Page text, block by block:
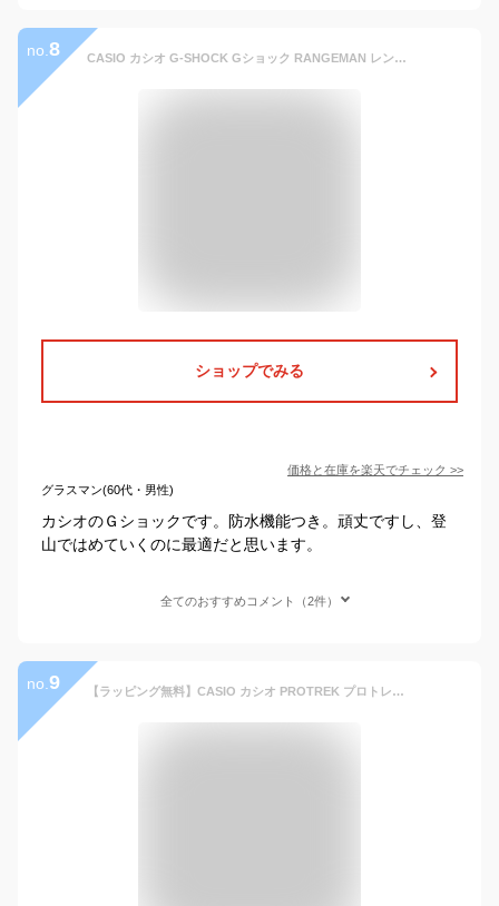
no. 8 CASIO カシオ G-SHOCK Gショック RANGEMAN レンジマン GW-9400-1 ブラック 黒 メンズ タフソーラー 電波時計 登山 防水 腕時計 トリプルセンサー 見やすい
ショップでみる
価格と在庫を楽天でチェック >>
グラスマン(60代・男性)
カシオのＧショックです。防水機能つき。頑丈ですし、登
山ではめていくのに最適だと思います。
全てのおすすめコメント（2件）
no. 9 【ラッピング無料】CASIO カシオ PROTREK プロトレック スマートウォッチ Bluetooth ブルートゥース スマホリンク スマホ連動 軽量 PRT-B50-1 アウトドア 登山 腕時計 ブラック GPS マップ連動 消費カロリー 多機能 防水